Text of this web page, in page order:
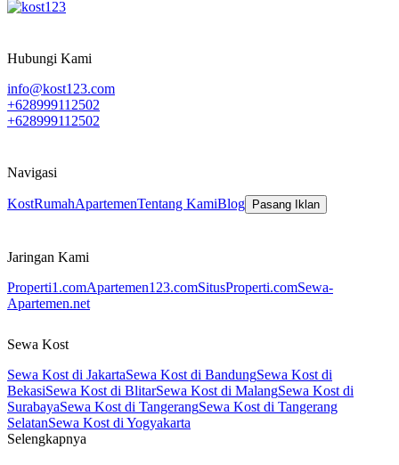
Hubungi Kami
info@kost123.com
+628999112502
+628999112502
Navigasi
KostRumahApartemenTentang KamiBlog Pasang Iklan
Jaringan Kami
Properti1.comApartemen123.comSitusProperti.comSewa-
Apartemen.net
Sewa Kost
Sewa Kost di JakartaSewa Kost di BandungSewa Kost di
BekasiSewa Kost di BlitarSewa Kost di MalangSewa Kost di
SurabayaSewa Kost di TangerangSewa Kost di Tangerang
SelatanSewa Kost di Yogyakarta
Selengkapnya